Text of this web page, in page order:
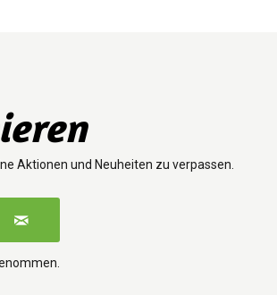
Aktionen und Neuheiten zu verpassen.